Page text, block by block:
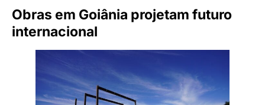
Obras em Goiânia projetam futuro
internacional